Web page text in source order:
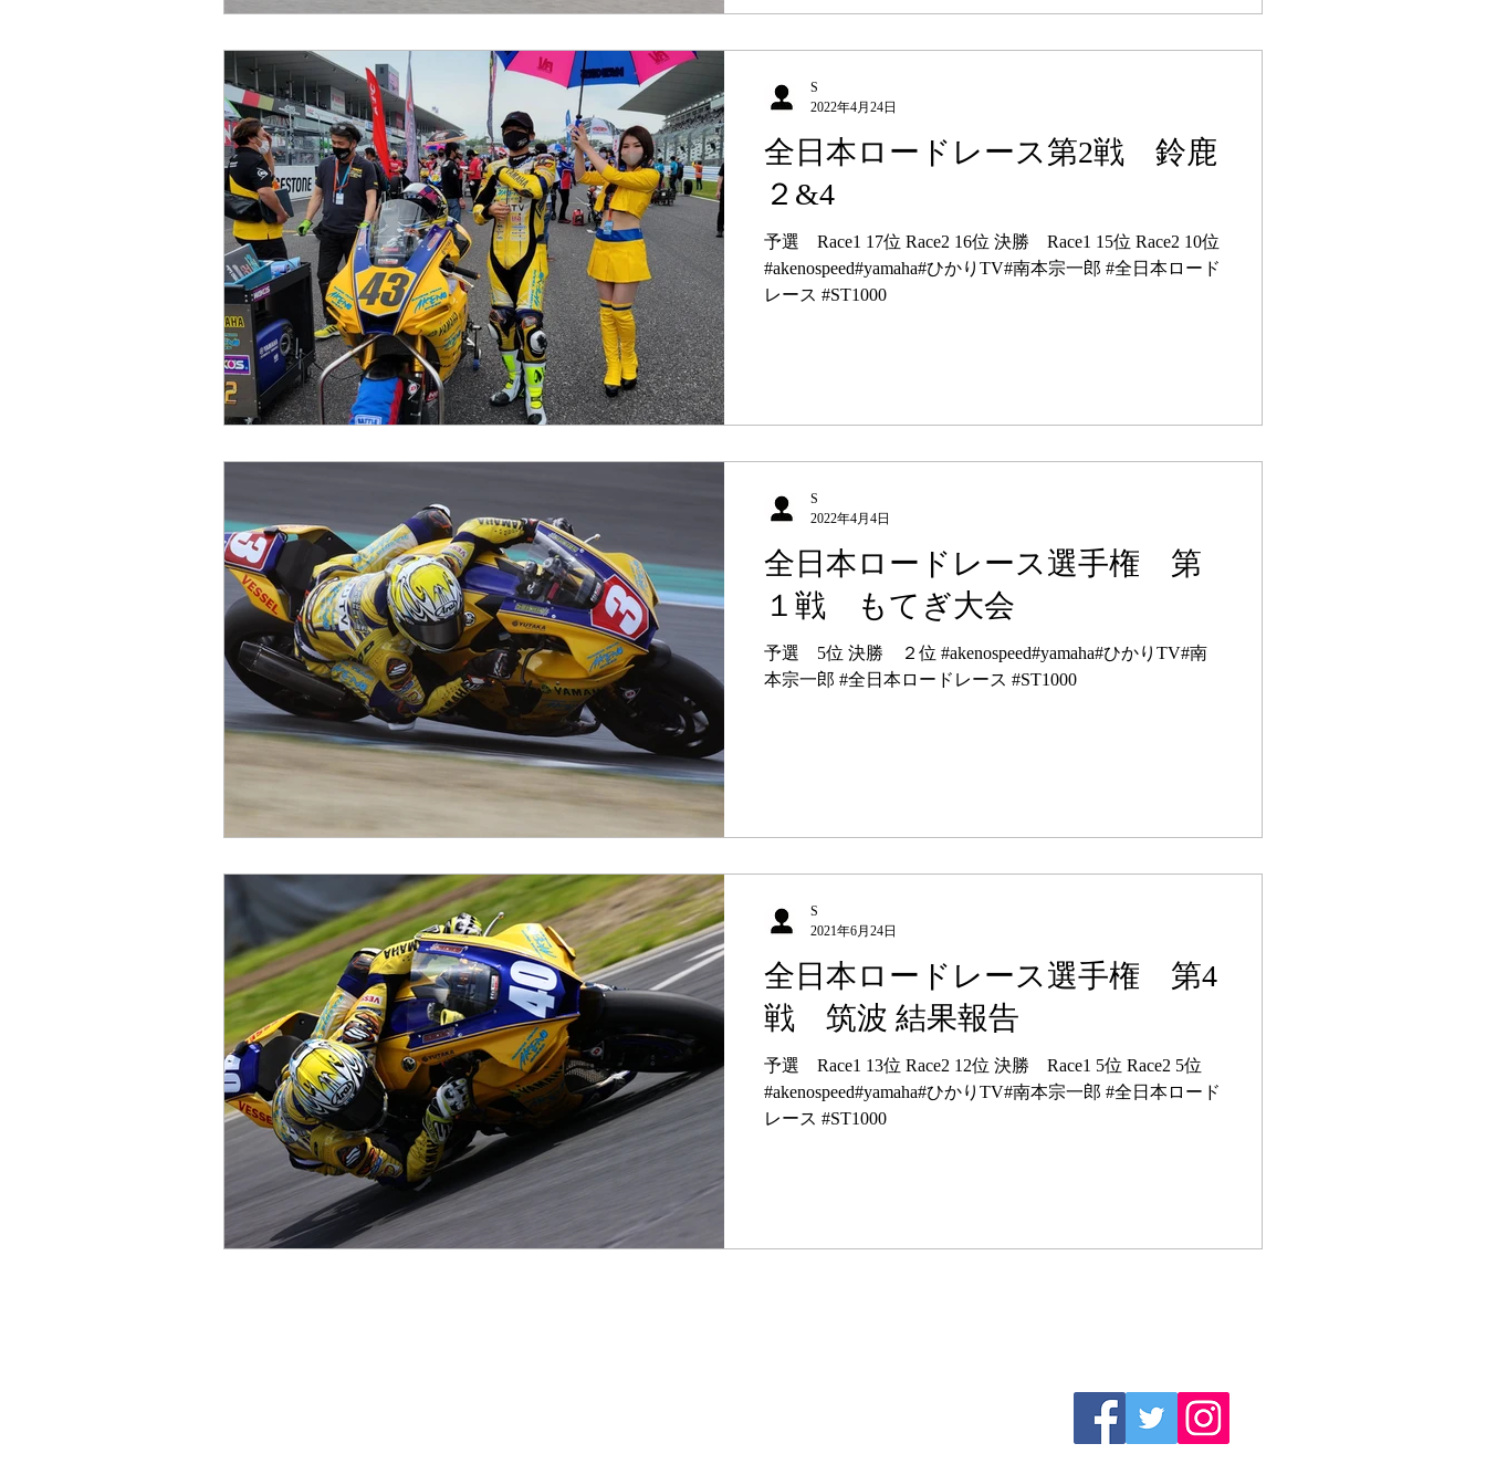
全日本ロードレース第2戦 鈴鹿
２&4
予選 Race1 17位 Race2 16位 決勝 Race1 15位 Race2 10位
#akenospeed#yamaha#ひかりTV#南本宗一郎 #全日本ロード
レース #ST1000
S
2022年4月24日
全日本ロードレース選手権 第
１戦 もてぎ大会
予選 5位 決勝 ２位 #akenospeed#yamaha#ひかりTV#南
本宗一郎 #全日本ロードレース #ST1000
S
2022年4月4日
全日本ロードレース選手権 第4
戦 筑波 結果報告
予選 Race1 13位 Race2 12位 決勝 Race1 5位 Race2 5位
#akenospeed#yamaha#ひかりTV#南本宗一郎 #全日本ロード
レース #ST1000
S
2021年6月24日